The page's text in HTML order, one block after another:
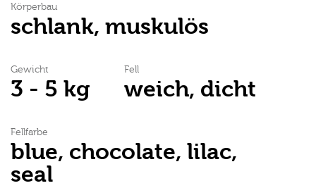
Körperbau
schlank, muskulös
Gewicht
3 - 5 kg
Fell
weich, dicht
Fellfarbe
blue, chocolate, lilac,
seal